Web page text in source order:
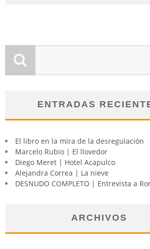
ENTRADAS
El libro en la mira de la desregulación
Marcelo Rubio | El llovedor
Diego Meret | Hotel Acapulco
Alejandra Correa | La nieve
DESNUDO COMPLETO | Entrevista a
ARCHIVOS